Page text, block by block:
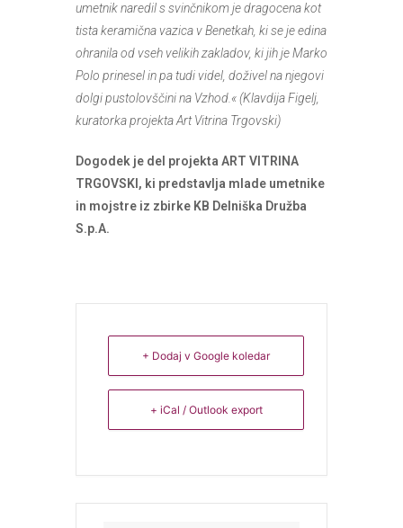
umetnik naredil s svinčnikom je dragocena kot
tista keramična vazica v Benetkah, ki se je edina
ohranila od vseh velikih zakladov, ki jih je Marko
Polo prinesel in pa tudi videl, doživel na njegovi
dolgi pustolovščini na Vzhod.« (Klavdija Figelj,
kuratorka projekta Art Vitrina Trgovski)
Dogodek je del projekta ART VITRINA
TRGOVSKI, ki predstavlja mlade umetnike
in mojstre iz zbirke KB Delniška Družba
S.p.A.
+ Dodaj v Google koledar
+ iCal / Outlook export